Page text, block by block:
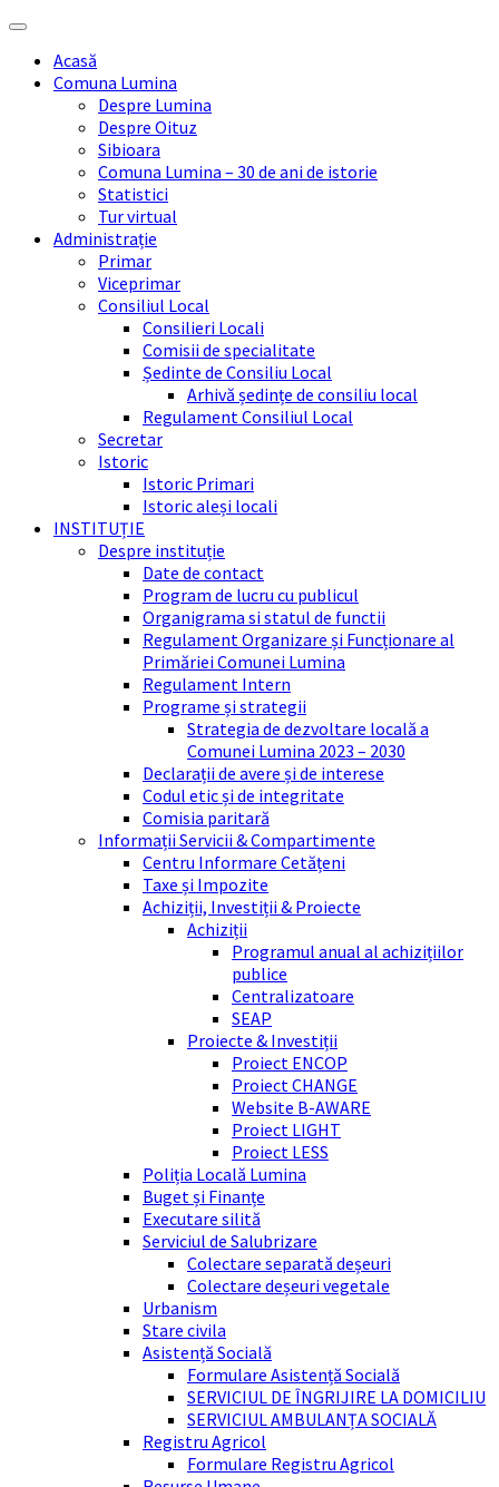
Skip
content
Skip
sidebar
Skip
right
sidebar
Skip
footerAcasă
Comuna Lumina
Despre Lumina
Despre Oituz
Sibioara
Comuna Lumina – 30 de ani de istorie
Statistici
Tur virtual
Administrație
Primar
Viceprimar
Consiliul Local
Consilieri Locali
Comisii de specialitate
Ședinte de Consiliu Local
Arhivă ședințe de consiliu local
Regulament Consiliul Local
Secretar
Istoric
Istoric Primari
Istoric aleși locali
INSTITUȚIE
Despre instituție
Date de contact
Program de lucru cu publicul
Organigrama si statul de functii
Regulament Organizare și Funcționare al
Primăriei Comunei Lumina
Regulament Intern
Programe și strategii
Strategia de dezvoltare locală a
Comunei Lumina 2023 – 2030
Declarații de avere și de interese
Codul etic și de integritate
Comisia paritară
Informații Servicii & Compartimente
Centru Informare Cetățeni
Taxe și Impozite
Achiziții, Investiții & Proiecte
Achiziții
Programul anual al achizițiilor
publice
Centralizatoare
SEAP
Proiecte & Investiții
Proiect ENCOP
Proiect CHANGE
Website B-AWARE
Proiect LIGHT
Proiect LESS
Poliția Locală Lumina
Buget și Finanțe
Executare silită
Serviciul de Salubrizare
Colectare separată deșeuri
Colectare deșeuri vegetale
Urbanism
Stare civila
Asistență Socială
Formulare Asistență Socială
SERVICIUL DE ÎNGRIJIRE LA DOMICILIU
SERVICIUL AMBULANȚA SOCIALĂ
Registru Agricol
Formulare Registru Agricol